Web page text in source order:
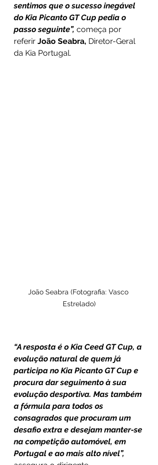
sentimos que o sucesso inegável
do Kia Picanto GT Cup pedia o
passo seguinte”, começa por
referir João Seabra, Diretor-Geral
da Kia Portugal.
João Seabra (Fotografia: Vasco
Estrelado)
“A resposta é o Kia Ceed GT Cup, a
evolução natural de quem já
participa no Kia Picanto GT Cup e
procura dar seguimento à sua
evolução desportiva. Mas também
a fórmula para todos os
consagrados que procuram um
desafio extra e desejam manter-se
na competição automóvel, em
Portugal e ao mais alto nível”,